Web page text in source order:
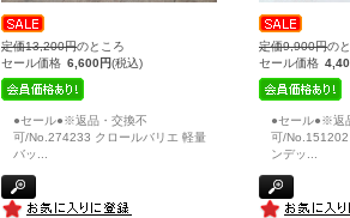
定価13,200円のところ
セール価格 6,600円(税込)
●セール●※返品・交換不
可/No.274233 クロールバリエ 軽量
バッ
定価9,900円の
セール価格
●セール●※返
可/No.151202
ンデッ